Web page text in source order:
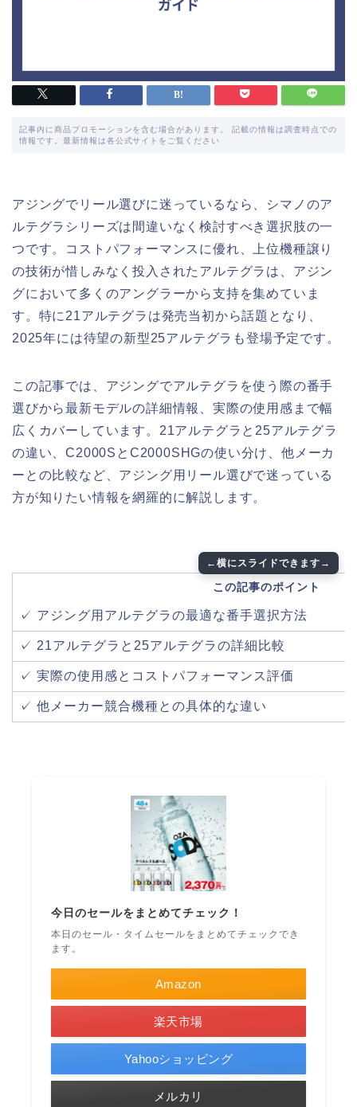
記事内に商品プロモーションを含む場合があります。 記載の情報は調査時点での
情報です。最新情報は各公式サイトをご覧ください
アジングでリール選びに迷っているなら、シマノのア
ルテグラシリーズは間違いなく検討すべき選択肢の一
つです。コストパフォーマンスに優れ、上位機種譲り
の技術が惜しみなく投入されたアルテグラは、アジン
グにおいて多くのアングラーから支持を集めていま
す。特に21アルテグラは発売当初から話題となり、
2025年には待望の新型25アルテグラも登場予定です。
この記事では、アジングでアルテグラを使う際の番手
選びから最新モデルの詳細情報、実際の使用感まで幅
広くカバーしています。21アルテグラと25アルテグラ
の違い、C2000SとC2000SHGの使い分け、他メーカ
ーとの比較など、アジング用リール選びで迷っている
方が知りたい情報を網羅的に解説します。
この記事のポイント
✓ アジング用アルテグラの最適な番手選択方法
✓ 21アルテグラと25アルテグラの詳細比較
✓ 実際の使用感とコストパフォーマンス評価
✓ 他メーカー競合機種との具体的な違い
今日のセールをまとめてチェック！
本日のセール・タイムセールをまとめてチェックでき
ます。
Amazon
楽天市場
Yahooショッピング
メルカリ